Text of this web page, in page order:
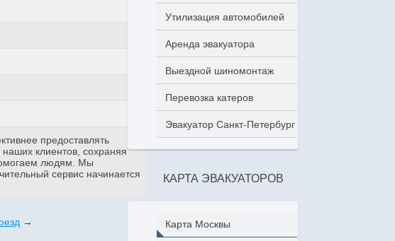
предоставлять
клиентов, сохраняя
людям. Мы
сервис начинается
→
Утилизация автомобилей
Аренда эвакуатора
Выездной шиномонтаж
Перевозка катеров
Эвакуатор Санкт-Петербург
КАРТА ЭВАКУАТОРОВ
Карта Москвы